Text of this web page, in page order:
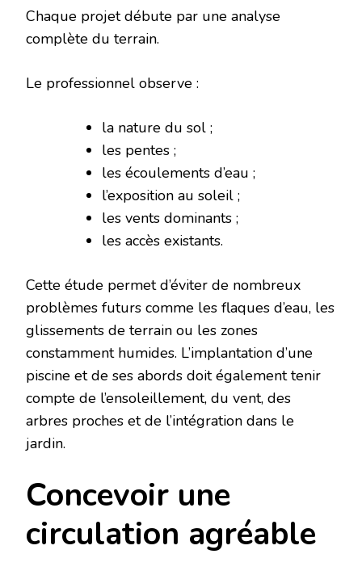
Chaque projet débute par une analyse
complète du terrain.
Le professionnel observe :
la nature du sol ;
les pentes ;
les écoulements d’eau ;
l’exposition au soleil ;
les vents dominants ;
les accès existants.
Cette étude permet d’éviter de nombreux
problèmes futurs comme les flaques d’eau, les
glissements de terrain ou les zones
constamment humides. L’implantation d’une
piscine et de ses abords doit également tenir
compte de l’ensoleillement, du vent, des
arbres proches et de l’intégration dans le
jardin.
Concevoir une
circulation agréable